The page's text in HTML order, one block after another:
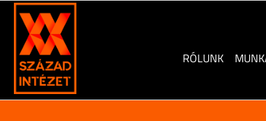
Skip
content
RÓLUNK